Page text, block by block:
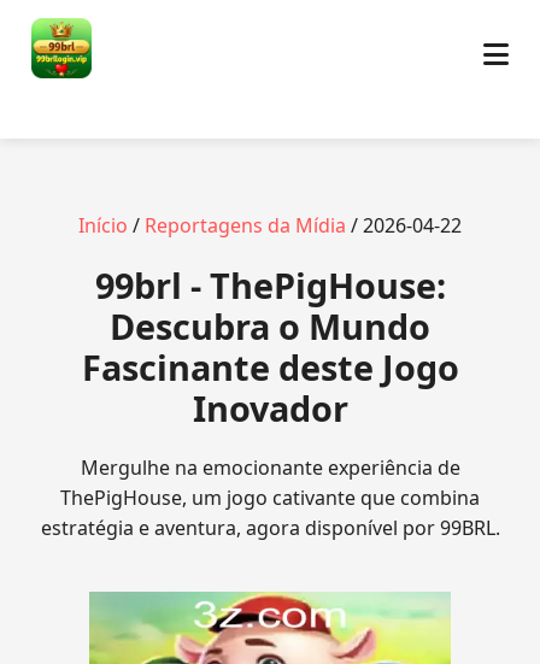
Início / Reportagens da Mídia / 2026-04-22
99brl - ThePigHouse:
Descubra o Mundo
Fascinante deste Jogo
Inovador
Mergulhe na emocionante experiência de
ThePigHouse, um jogo cativante que combina
estratégia e aventura, agora disponível por 99BRL.